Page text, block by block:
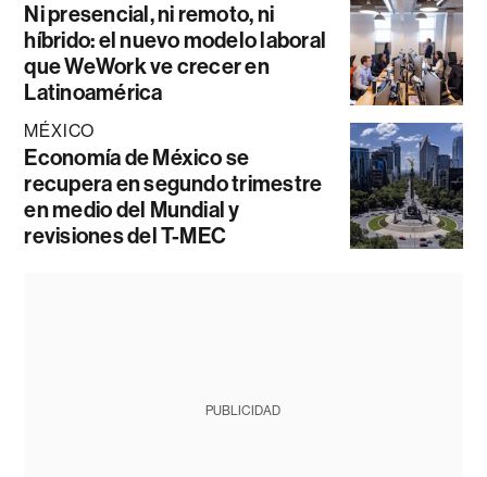
Ni presencial, ni remoto, ni
híbrido: el nuevo modelo laboral
que WeWork ve crecer en
Latinoamérica
MÉXICO
Economía de México se
recupera en segundo trimestre
en medio del Mundial y
revisiones del T-MEC
PUBLICIDAD